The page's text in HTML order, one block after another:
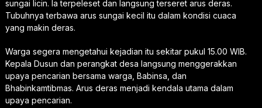
sungai licin. Ia terpeleset dan langsung terseret arus deras.
Tubuhnya terbawa arus sungai kecil itu dalam kondisi cuaca
yang makin deras.
Warga segera mengetahui kejadian itu sekitar pukul 15.00 WIB.
Kepala Dusun dan perangkat desa langsung menggerakkan
upaya pencarian bersama warga, Babinsa, dan
Bhabinkamtibmas. Arus deras menjadi kendala utama dalam
upaya pencarian.